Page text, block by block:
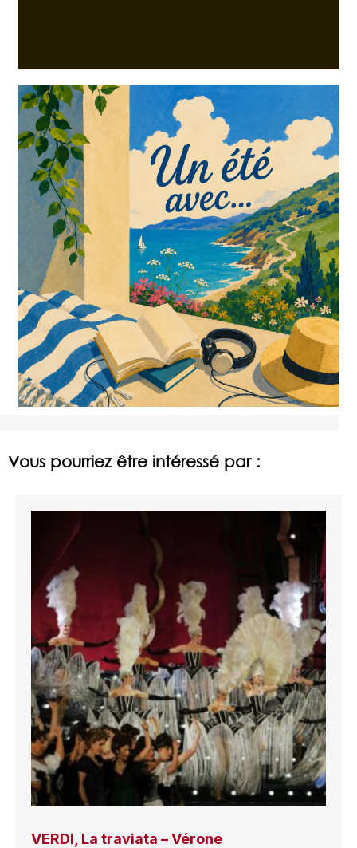
Vous pourriez être intéressé par :
VERDI, La traviata – Vérone